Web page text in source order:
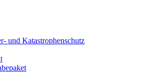
und Katastrophenschutz